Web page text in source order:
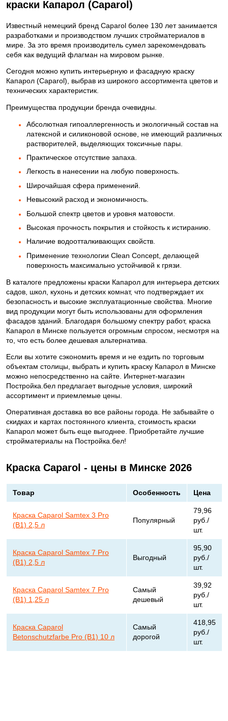
краски Капарол (Caparol)
Известный немецкий бренд Caparol более 130 лет занимается
разработками и производством лучших стройматериалов в
мире. За это время производитель сумел зарекомендовать
себя как ведущий флагман на мировом рынке.
Сегодня можно купить интерьерную и фасадную краску
Капарол (Caparol), выбрав из широкого ассортимента цветов и
технических характеристик.
Преимущества продукции бренда очевидны.
Абсолютная гипоаллергенность и экологичный состав на
латексной и силиконовой основе, не имеющий различных
растворителей, выделяющих токсичные пары.
Практическое отсутствие запаха.
Легкость в нанесении на любую поверхность.
Широчайшая сфера применений.
Невысокий расход и экономичность.
Большой спектр цветов и уровня матовости.
Высокая прочность покрытия и стойкость к истиранию.
Наличие водоотталкивающих свойств.
Применение технологии Clean Concept, делающей
поверхность максимально устойчивой к грязи.
В каталоге предложены краски Капарол для интерьера детских
садов, школ, кухонь и детских комнат, что подтверждает их
безопасность и высокие эксплуатационные свойства. Многие
вид продукции могут быть использованы для оформления
фасадов зданий. Благодаря большому спектру работ, краска
Капарол в Минске пользуется огромным спросом, несмотря на
то, что есть более дешевая альтернатива.
Если вы хотите сэкономить время и не ездить по торговым
объектам столицы, выбрать и купить краску Капарол в Минске
можно непосредственно на сайте. Интернет-магазин
Постройка.бел предлагает выгодные условия, широкий
ассортимент и приемлемые цены.
Оперативная доставка во все районы города. Не забывайте о
скидках и картах постоянного клиента, стоимость краски
Капарол может быть еще выгоднее. Приобретайте лучшие
стройматериалы на Постройка.бел!
Краска Caparol - цены в Минске 2026
Товар Особенность Цена
Краска Caparol Samtex 3 Pro
(В1) 2,5 л
Популярный
79,96
руб./
шт.
Краска Caparol Samtex 7 Pro
(В1) 2,5 л
Выгодный
95,90
руб./
шт.
Краска Caparol Samtex 7 Pro
(В1) 1,25 л
Самый
дешевый
39,92
руб./
шт.
Краска Caparol
Betonschutzfarbe Pro (B1) 10 л
Самый
дорогой
418,95
руб./
шт.